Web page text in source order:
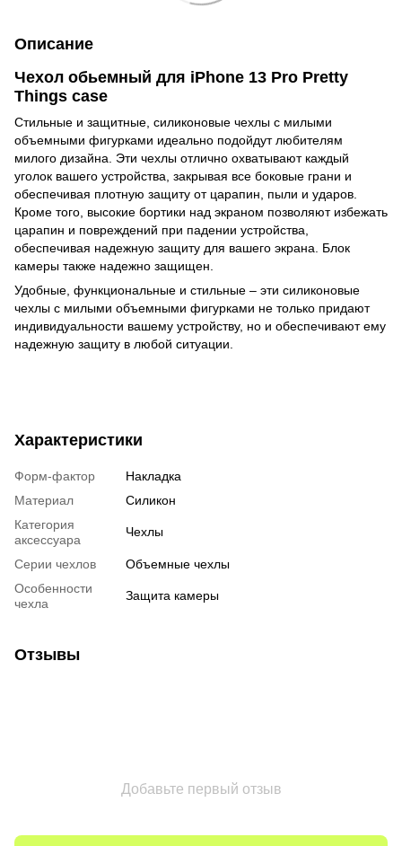
Описание
Чехол обьемный для iPhone 13 Pro Pretty
Things case
Стильные и защитные, силиконовые чехлы с милыми
объемными фигурками идеально подойдут любителям
милого дизайна. Эти чехлы отлично охватывают каждый
уголок вашего устройства, закрывая все боковые грани и
обеспечивая плотную защиту от царапин, пыли и ударов.
Кроме того, высокие бортики над экраном позволяют избежать
царапин и повреждений при падении устройства,
обеспечивая надежную защиту для вашего экрана. Блок
камеры также надежно защищен.
Удобные, функциональные и стильные – эти силиконовые
чехлы с милыми объемными фигурками не только придают
индивидуальности вашему устройству, но и обеспечивают ему
надежную защиту в любой ситуации.
Характеристики
Форм-фактор
Накладка
Материал
Силикон
Категория
аксессуара
Чехлы
Серии чехлов
Объемные чехлы
Особенности
чехла
Защита камеры
Отзывы
Добавьте первый отзыв